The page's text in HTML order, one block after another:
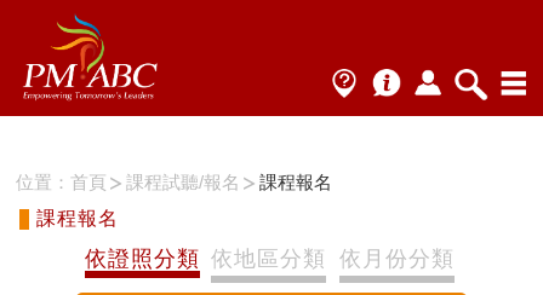
位置：首頁 課程試聽/報名
課程報名
課程報名
依證照分類 依地區分類 依月份分類